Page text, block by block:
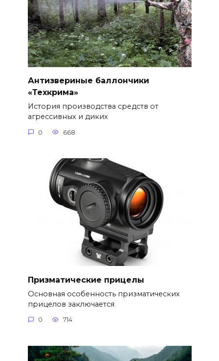
Антизвериные баллончики
«Техкрима»
История производства средств от
агрессивных и диких
0 668
Призматические прицелы
Основная особенность призматических
прицелов заключается
0 714